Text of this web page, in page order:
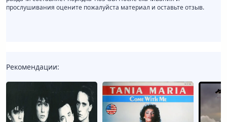
прослушивания оцените пожалуйста материал и оставьте отзыв.
Рекомендации: